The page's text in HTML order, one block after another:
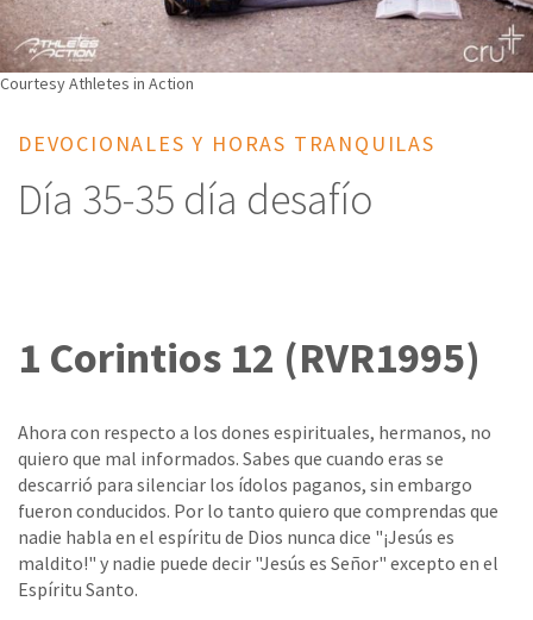
Courtesy Athletes in Action
DEVOCIONALES Y HORAS TRANQUILAS
Día 35-35 día desafío
1 Corintios 12 (RVR1995)
Ahora con respecto a los dones espirituales, hermanos, no
quiero que mal informados. Sabes que cuando eras se
descarrió para silenciar los ídolos paganos, sin embargo
fueron conducidos. Por lo tanto quiero que comprendas que
nadie habla en el espíritu de Dios nunca dice "¡Jesús es
maldito!" y nadie puede decir "Jesús es Señor" excepto en el
Espíritu Santo.